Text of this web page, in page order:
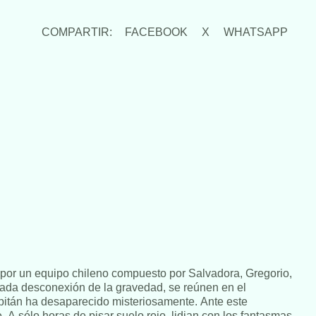
COMPARTIR: FACEBOOK X WHATSAPP
un equipo chileno compuesto por Salvadora, Gregorio,
desconexión de la gravedad, se reúnen en el
ha desaparecido misteriosamente. Ante este